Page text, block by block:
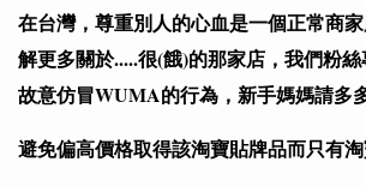
在台灣，尊重別人的心血是一個正常商
解更多關於.....很(餓)的那家店， 我們粉
故意仿冒WUMA的行為，新手媽媽請多
避免偏高價格取得該淘寶貼牌品而只有淘